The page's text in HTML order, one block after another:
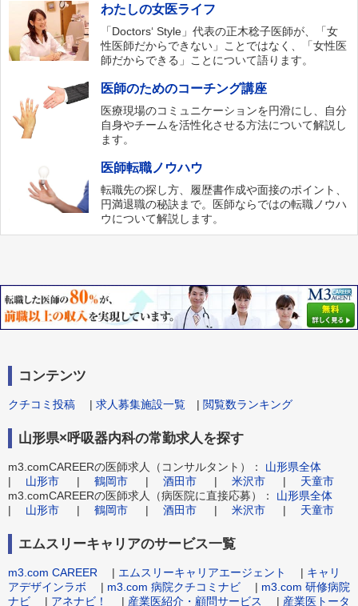
わたしの女医ライフ
「Doctors‘ Style」代表の正木稔子医師が、「女
性医師だからできない」ことではなく、「女性医
師だからできる」ことについて語ります。
医師のためのコーチング講座
医療現場のコミュニケーションを円滑にし、自分
自身やチームを活性化させる方法について解説し
ます。
医師転職ノウハウ
転職先の探し方、履歴書作成や面接のポイント、
円満退職の秘訣まで。医師ならではの転職ノウハ
ウについて解説します。
コンテンツ
クチコミ投稿 | 求人募集施設一覧 | 閲覧数ランキング
山形県×呼吸器内科の常勤求人を探す
m3.comCAREERの医師求人（コンサルタント）： 山形県全体
| 山形市 | 鶴岡市 | 酒田市 | 米沢市 | 天童市
m3.comCAREERの医師求人（病医院に直接応募）： 山形県全体
| 山形市 | 鶴岡市 | 酒田市 | 米沢市 | 天童市
エムスリーキャリアのサービス一覧
m3.com CAREER | エムスリーキャリアエージェント | キャリ
アデザインラボ | m3.com 病院クチコミナビ | m3.com 研修病院
ナビ | アネナビ！ | 産業医紹介・顧問サービス | 産業医トータ